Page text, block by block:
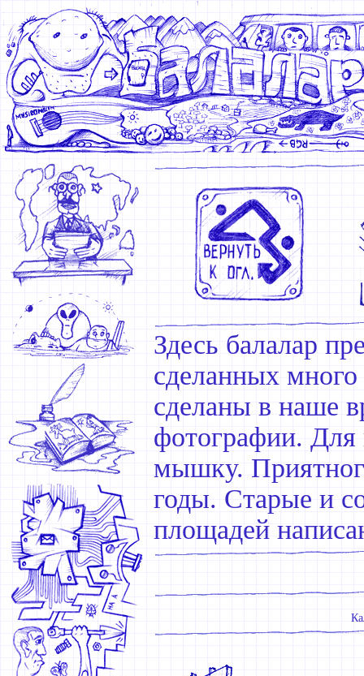
Здесь балалар
сделанных
сделаны в наше
фотографии. Для
мышку.
годы. Старые и
площадей